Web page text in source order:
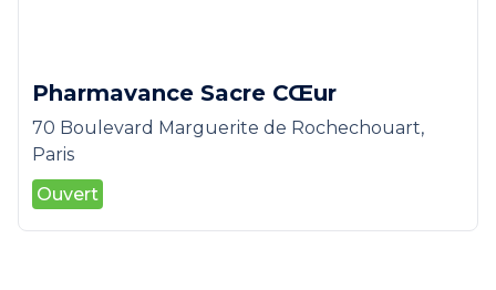
Pharmavance Sacre CŒur
70 Boulevard Marguerite de Rochechouart,
Paris
Ouvert